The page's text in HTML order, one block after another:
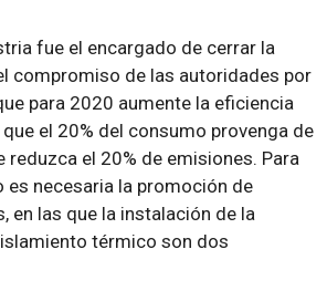
fue el encargado de cerrar la
compromiso de las autoridades por
para 2020 aumente la eficiencia
el 20% del consumo provenga de
reduzca el 20% de emisiones. Para
necesaria la promoción de
en las que la instalación de la
térmico son dos